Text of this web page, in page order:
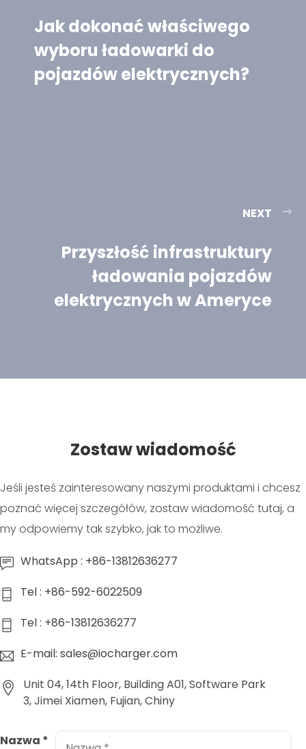
Jak dokonać właściwego
wyboru ładowarki do
pojazdów elektrycznych?
NEXT
Przyszłość infrastruktury
ładowania pojazdów
elektrycznych w Ameryce
Zostaw wiadomość
Jeśli jesteś zainteresowany naszymi produktami i chcesz
poznać więcej szczegółów, zostaw wiadomość tutaj, a
my odpowiemy tak szybko, jak to możliwe.
WhatsApp : +86-13812636277
Tel : +86-592-6022509
Tel : +86-13812636277
E-mail: sales@iocharger.com
Unit 04, 14th Floor, Building A01, Software Park
3, Jimei Xiamen, Fujian, Chiny
Nazwa *